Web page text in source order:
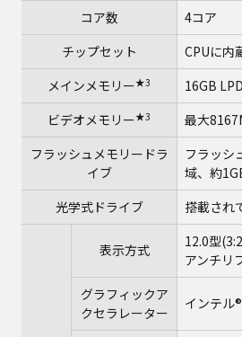
コア数
4コア
チップセット
CPUに内
メインメモリー★3
16GB
ビデオメモリー★3 最大
フラッシュメモリードラ
イブ
フラッシ
域、約
光学式ドライブ
搭載され
表示方式
12.0型
アンチリ
グラフィックア
クセラレーター
インテル